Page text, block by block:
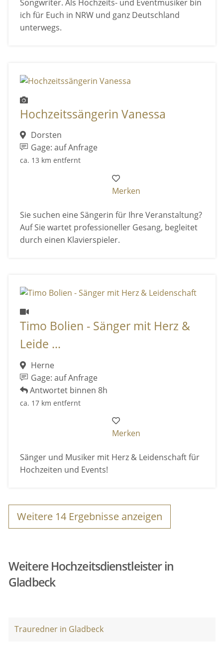
Songwriter. Als Hochzeits- und Eventmusiker bin
ich für Euch in NRW und ganz Deutschland
unterwegs.
Hochzeitssängerin Vanessa
Dorsten
Gage: auf Anfrage
ca. 13 km entfernt
Merken
Sie suchen eine Sängerin für Ihre Veranstaltung?
Auf Sie wartet professioneller Gesang, begleitet
durch einen Klavierspieler.
Timo Bolien - Sänger mit Herz &
Leide ...
Herne
Gage: auf Anfrage
Antwortet binnen 8h
ca. 17 km entfernt
Merken
Sänger und Musiker mit Herz & Leidenschaft für
Hochzeiten und Events!
Weitere 14 Ergebnisse anzeigen
Weitere Hochzeitsdienstleister in
Gladbeck
Trauredner in Gladbeck